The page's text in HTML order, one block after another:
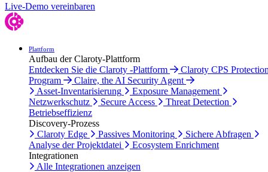
Live-Demo vereinbaren
Plattform
Aufbau der Claroty-Plattform
Entdecken Sie die Claroty -Plattform
Claroty CPS
Program
Claire, the AI Security Agent
Asset-Inventarisierung
Exposure Management
Netzwerkschutz
Secure Access
Threat Detection
Betriebseffizienz
Discovery-Prozess
Claroty Edge
Passives Monitoring
Sichere Abfragen
Analyse der Projektdatei
Ecosystem Enrichment
Integrationen
Alle Integrationen anzeigen